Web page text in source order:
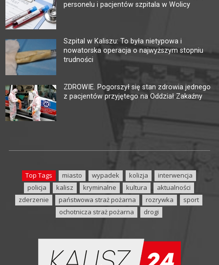
personelu i pacjentów szpitala w Wolicy
Szpital w Kaliszu: To była nietypowa i
nowatorska operacja o najwyższym stopniu
trudności
ZDROWIE. Pogorszył się stan zdrowia jednego
z pacjentów przyjętego na Oddział Zakaźny
Top Tags miasto wypadek kolizja
interwencja
policja
kalisz kryminalne kultura
aktualności
zderzenie
państwowa straż pożarna rozrywka
sport
ochotnicza straż pożarna
drogi